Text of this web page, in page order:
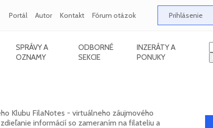
Portál Autor Kontakt Fórum otázok Prihlásenie
SPRÁVY A
OZNAMY
ODBORNÉ
SEKCIE
INZERÁTY A
PONUKY
Klubu FilaNotes - virtuálneho záujmového
informácií so zameraním na filateliu a